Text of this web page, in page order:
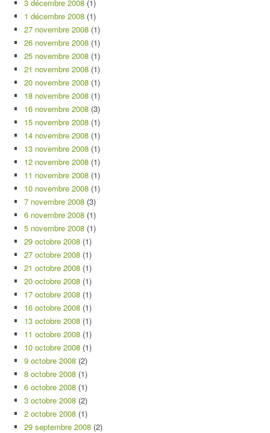
3 décembre 2008 (1)
1 décembre 2008 (1)
27 novembre 2008 (1)
26 novembre 2008 (1)
25 novembre 2008 (1)
21 novembre 2008 (1)
20 novembre 2008 (1)
18 novembre 2008 (1)
16 novembre 2008 (3)
15 novembre 2008 (1)
14 novembre 2008 (1)
13 novembre 2008 (1)
12 novembre 2008 (1)
11 novembre 2008 (1)
10 novembre 2008 (1)
7 novembre 2008 (3)
6 novembre 2008 (1)
5 novembre 2008 (1)
29 octobre 2008 (1)
27 octobre 2008 (1)
21 octobre 2008 (1)
20 octobre 2008 (1)
17 octobre 2008 (1)
16 octobre 2008 (1)
13 octobre 2008 (1)
11 octobre 2008 (1)
10 octobre 2008 (1)
9 octobre 2008 (2)
8 octobre 2008 (1)
6 octobre 2008 (1)
3 octobre 2008 (2)
2 octobre 2008 (1)
29 septembre 2008 (2)